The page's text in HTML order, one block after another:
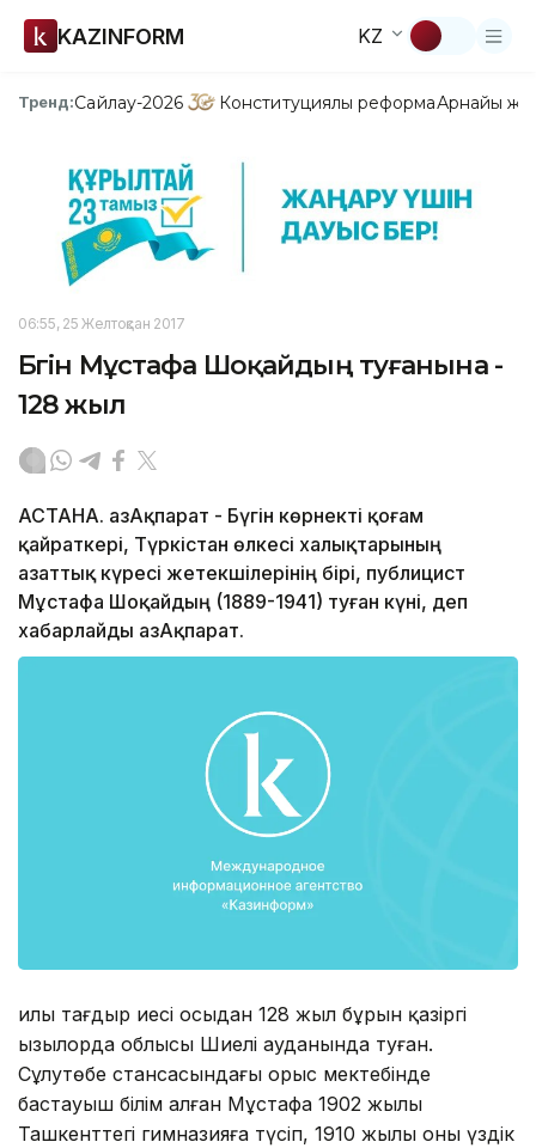
KAZINFORM KZ
Тренд:Сайлау-2026 Конституциялық реформаАрнайы
06:55, 25 Желтоқсан 2017
Бүгін Мұстафа Шоқайдың туғанына -
128 жыл
АСТАНА. ҚазАқпарат - Бүгін көрнекті қоғам
қайраткері, Түркістан өлкесі халықтарының
азаттық күресі жетекшілерінің бірі, публицист
Мұстафа Шоқайдың (1889-1941) туған күні, деп
хабарлайды ҚазАқпарат.
Қилы тағдыр иесі осыдан 128 жыл бұрын қазіргі
Қызылорда облысы Шиелі ауданында туған.
Сұлутөбе стансасындағы орыс мектебінде
бастауыш білім алған Мұстафа 1902 жылы
Ташкенттегі гимназияға түсіп, 1910 жылы оны үздік